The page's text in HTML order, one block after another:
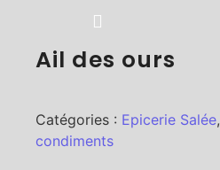
Ail des ours
Catégories : Epicerie Salée,
condiments